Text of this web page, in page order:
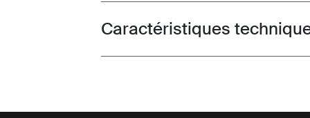
Toggle techspec
Caractéristiques